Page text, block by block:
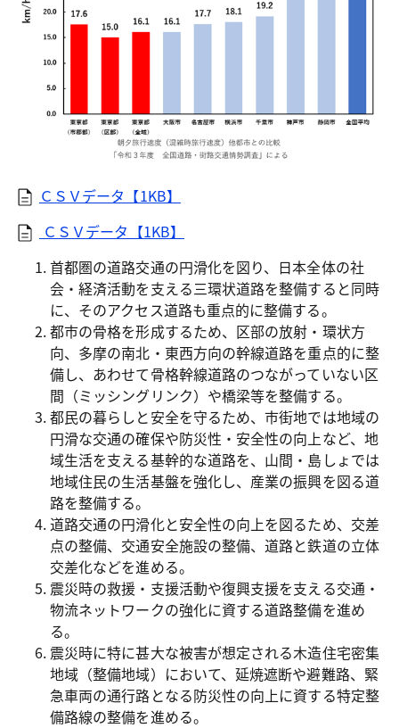
ＣＳＶデータ【1KB】
ＣＳＶデータ【1KB】
首都圏の道路交通の円滑化を図り、日本全体の社
会・経済活動を支える三環状道路を整備すると同時
に、そのアクセス道路も重点的に整備する。
都市の骨格を形成するため、区部の放射・環状方
向、多摩の南北・東西方向の幹線道路を重点的に整
備し、あわせて骨格幹線道路のつながっていない区
間（ミッシングリンク）や橋梁等を整備する。
都民の暮らしと安全を守るため、市街地では地域の
円滑な交通の確保や防災性・安全性の向上など、地
域生活を支える基幹的な道路を、山間・島しょでは
地域住民の生活基盤を強化し、産業の振興を図る道
路を整備する。
道路交通の円滑化と安全性の向上を図るため、交差
点の整備、交通安全施設の整備、道路と鉄道の立体
交差化などを進める。
震災時の救援・支援活動や復興支援を支える交通・
物流ネットワークの強化に資する道路整備を進め
る。
震災時に特に甚大な被害が想定される木造住宅密集
地域（整備地域）において、延焼遮断や避難路、緊
急車両の通行路となる防災性の向上に資する特定整
備路線の整備を進める。